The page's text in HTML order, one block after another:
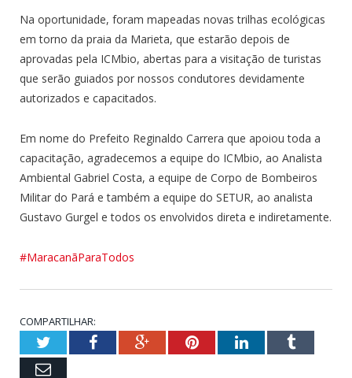
Na oportunidade, foram mapeadas novas trilhas ecológicas
em torno da praia da Marieta, que estarão depois de
aprovadas pela ICMbio, abertas para a visitação de turistas
que serão guiados por nossos condutores devidamente
autorizados e capacitados.
Em nome do Prefeito Reginaldo Carrera que apoiou toda a
capacitação, agradecemos a equipe do ICMbio, ao Analista
Ambiental Gabriel Costa, a equipe de Corpo de Bombeiros
Militar do Pará e também a equipe do SETUR, ao analista
Gustavo Gurgel e todos os envolvidos direta e indiretamente.
#MaracanãParaTodos
COMPARTILHAR:
TwitterFacebookGoogle+PinterestLinkedInTumblr
Email